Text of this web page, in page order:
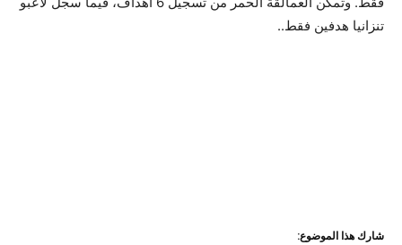
تنزانيا هدفين فقط..
شارك هذا الموضوع: